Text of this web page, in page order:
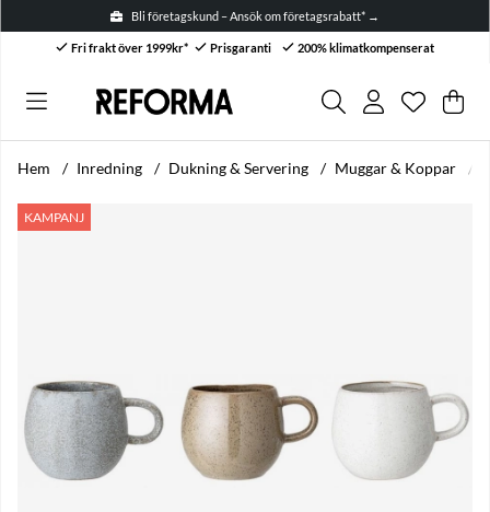
Bli företagskund – Ansök om företagsrabatt* →
Fri frakt över 1999kr* Prisgaranti 200% klimatkompenserat
Antal i
. .
Hem Inredning Dukning & Servering Muggar & Koppar
KAMPANJ
Produktbilder Muggar 'Addison' - Multi